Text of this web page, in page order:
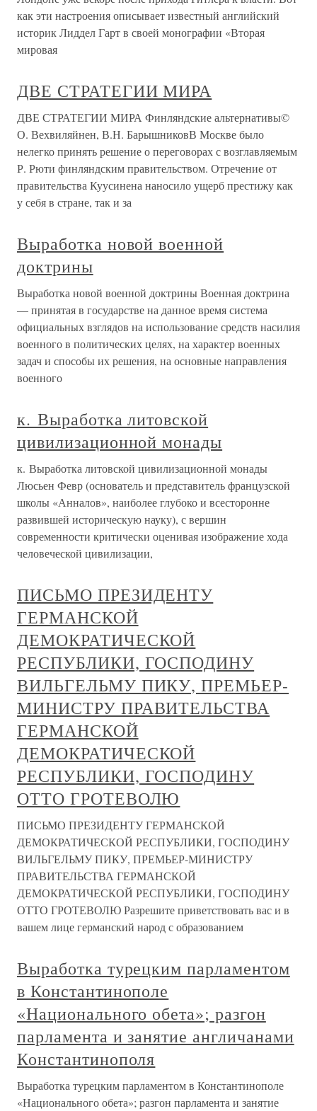
как эти настроения описывает известный английский
историк Лиддел Гарт в своей монографии «Вторая
мировая
ДВЕ СТРАТЕГИИ МИРА
ДВЕ СТРАТЕГИИ МИРА Финляндские альтернативы©
О. Вехвиляйнен, В.Н. БарышниковВ Москве было
нелегко принять решение о переговорах с возглавляемым
Р. Рюти финляндским правительством. Отречение от
правительства Куусинена наносило ущерб престижу как
у себя в стране, так и за
Выработка новой военной
доктрины
Выработка новой военной доктрины Военная доктрина
— принятая в государстве на данное время система
официальных взглядов на использование средств насилия
военного в политических целях, на характер военных
задач и способы их решения, на основные направления
военного
к. Выработка литовской
цивилизационной монады
к. Выработка литовской цивилизационной монады
Люсьен Февр (основатель и представитель французской
школы «Анналов», наиболее глубоко и всесторонне
развившей историческую науку), с вершин
современности критически оценивая изображение хода
человеческой цивилизации,
ПИСЬМО ПРЕЗИДЕНТУ
ГЕРМАНСКОЙ
ДЕМОКРАТИЧЕСКОЙ
РЕСПУБЛИКИ, ГОСПОДИНУ
ВИЛЬГЕЛЬМУ ПИКУ, ПРЕМЬЕР-
МИНИСТРУ ПРАВИТЕЛЬСТВА
ГЕРМАНСКОЙ
ДЕМОКРАТИЧЕСКОЙ
РЕСПУБЛИКИ, ГОСПОДИНУ
ОТТО ГРОТЕВОЛЮ
ПИСЬМО ПРЕЗИДЕНТУ ГЕРМАНСКОЙ
ДЕМОКРАТИЧЕСКОЙ РЕСПУБЛИКИ, ГОСПОДИНУ
ВИЛЬГЕЛЬМУ ПИКУ, ПРЕМЬЕР-МИНИСТРУ
ПРАВИТЕЛЬСТВА ГЕРМАНСКОЙ
ДЕМОКРАТИЧЕСКОЙ РЕСПУБЛИКИ, ГОСПОДИНУ
ОТТО ГРОТЕВОЛЮ Разрешите приветствовать вас и в
вашем лице германский народ с образованием
Выработка турецким парламентом
в Константинополе
«Национального обета»; разгон
парламента и занятие англичанами
Константинополя
Выработка турецким парламентом в Константинополе
«Национального обета»; разгон парламента и занятие